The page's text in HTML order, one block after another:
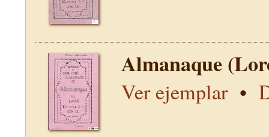
Almanaque
Ver ejemplar•